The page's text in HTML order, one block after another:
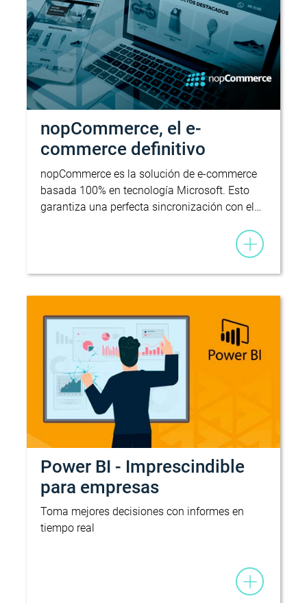
nopCommerce, el e-
commerce definitivo
nopCommerce es la solución de e-commerce
basada 100% en tecnología Microsoft. Esto
garantiza una perfecta sincronización con el…
Power BI - Imprescindible
para empresas
Toma mejores decisiones con informes en
tiempo real